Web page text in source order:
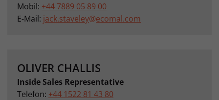
Mobil: +44 7889 05 89 00
E-Mail: jack.staveley@ecomal.com
OLIVER CHALLIS
Inside Sales Representative
Telefon: +44 1522 81 43 80